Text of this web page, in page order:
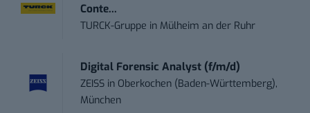
Conte...
TURCK-Gruppe in Mülheim an der Ruhr
Digital Forensic Analyst (f/m/d)
ZEISS in Oberkochen (Baden-Württemberg),
München